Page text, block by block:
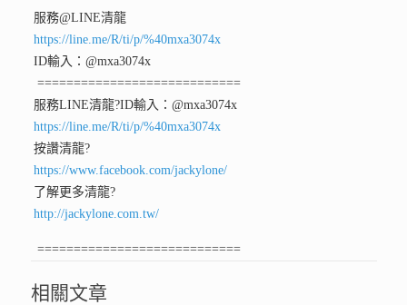
服務@LINE清龍
https://line.me/R/ti/p/%40mxa3074x
ID輸入：@mxa3074x
============================
服務LINE清龍?ID輸入：@mxa3074x
https://line.me/R/ti/p/%40mxa3074x
按讚清龍?
https://www.facebook.com/jackylone/
了解更多清龍?
http://jackylone.com.tw/
============================
相關文章